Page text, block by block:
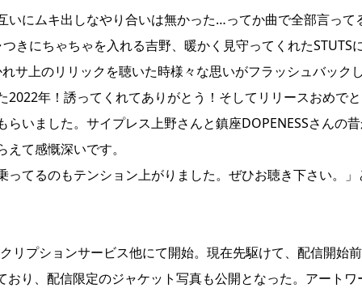
にムキ出しなやり合いは無かった…ってか曲で全部言って
きにちゃちゃを入れる吉野、暖かく見守ってくれたSTUTS
サ上のリリックを聴いた時様々な思いがフラッシュバック
年！誘ってくれてありがとう！そしてリリースおめでと
いました。サイプレス上野さんと鎮座DOPENESSさんの
て感慨深いです。
てるのもテンション上がりました。ぜひお聴き下さい。」
リプションサービス他にて開始。現在先駆けて、配信開始
り、配信限定のジャケット写真も公開となった。アートワ